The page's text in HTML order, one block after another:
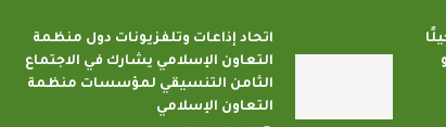
اتحاد إذاعات وتلفزيونات دول منظمة
التعاون الإسلامي يشارك في الاجتماع
الثامن التنسيقي لمؤسسات منظمة
التعاون الإسلامي